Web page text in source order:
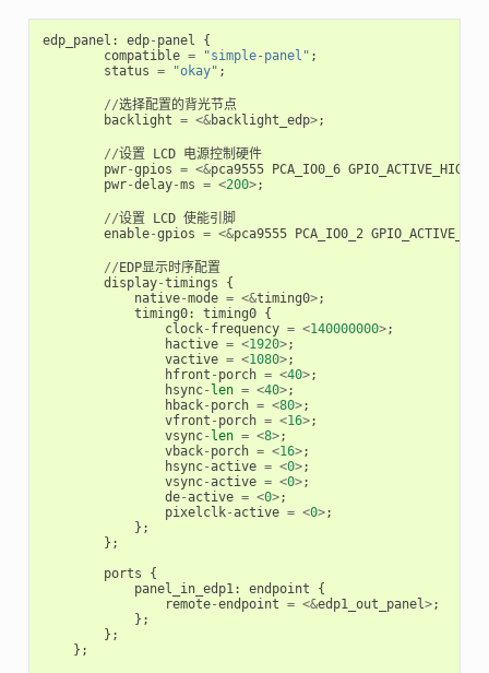
edp_panel : edp- panel
{
compatible = "simple-panel" ;
status = "okay" ;
//选择配置的背光节点
backlight = <&backlight_edp>;
//设置 LCD 电源控制硬件
pwr-gpios = <&pca9555 PCA_IO0_6 GPIO_ACTIVE_HIGH
pwr-delay-ms = <200>;
//设置 LCD 使能引脚
enable-gpios = <&pca9555 PCA_IO0_2
// EDP显示时序配置
display-timings
{
native-mode = <&timing0>;
timing0: timing0 {
clock- frequency = <140000000>;
hactive = <1920>;
vactive = <1080>;
hfront - porch = <40>;
hsync- len = <40>;
hback- porch = <80>;
vfront - porch = <16>;
vsync- len = <8>;
vback- porch = <16>;
hsync-active = <0>;
vsync-active = <0>;
de-active = <0>;
pixelclk-active = <0>;
};
};
ports
{
panel_in_edp1: endpoint
{
remote-endpoint = <&edp1_out_panel>;
};
};
};